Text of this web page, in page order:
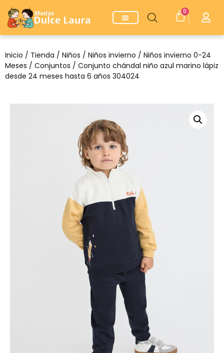
0
Inicio / Tienda / Niños / Niños invierno / Niños invierno 0-24
Meses / Conjuntos / Conjunto chándal niño azul marino lápiz
desde 24 meses hasta 6 años 304024